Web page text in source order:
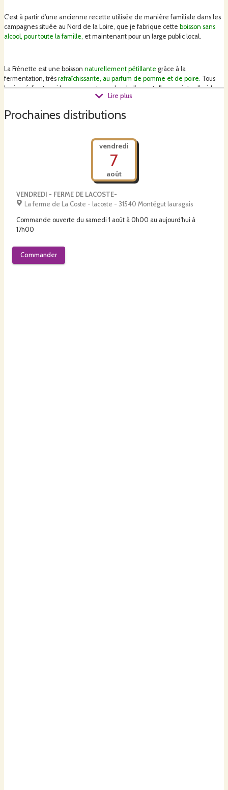
C'est à partir d'une ancienne recette utilisée de manière familiale dans les
campagnes située au Nord de la Loire, que je fabrique cette boisson sans
alcool, pour toute la famille, et maintenant pour un large public local.
La Frênette est une boisson naturellement pétillante grâce à la
fermentation, très rafraîchissante, au parfum de pomme et de poire. Tous
les ingrédients qui la composent, en plus de l'eau et d'une pointe d'acide
tartrique, sont issus de l'agriculture biologique : chicorée torréfiée, levure de
boisson conviviale,la Frênette est une
de par les vertus inhérentes aux ingrédients qui la composent :
"arbre des centenaires" est un dépuratif, qui élimine les toxines
dans le sang, il est anti-rhumatismal, a des propriétés anti-inflammatoires, il
chasse l'acide urique ...
La chicorée torréfiée
Lire plus
Prochaines distributions
vendredi
7
août
VENDREDI - FERME DE LACOSTE-
La ferme de La Coste - lacoste - 31540 Montégut lauragais
Commande ouverte du samedi 1 août à 0h00 au aujourd'hui à
17h00
Commander